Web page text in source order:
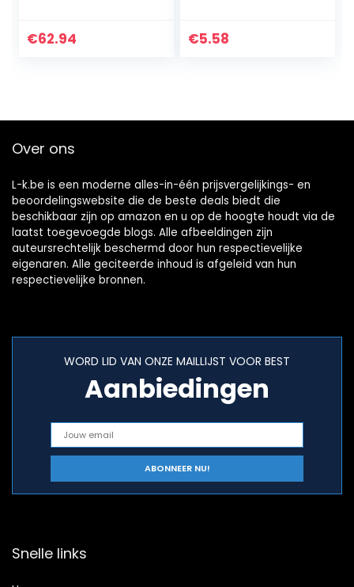
€62.94
zeer geschikt voor
€5.58
Over ons
L-k.be is een moderne alles-in-één prijsvergelijkings- en
beoordelingswebsite die de beste deals biedt die
beschikbaar zijn op amazon en u op de hoogte houdt via de
laatst toegevoegde blogs. Alle afbeeldingen zijn
auteursrechtelijk beschermd door hun respectievelijke
eigenaren. Alle geciteerde inhoud is afgeleid van hun
respectievelijke bronnen.
WORD LID VAN ONZE MAILLIJST VOOR BEST
Aanbiedingen
Snelle links